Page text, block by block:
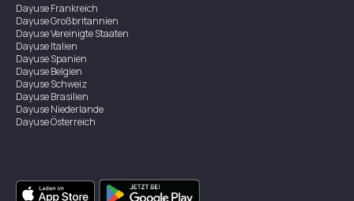
DayuseFrankreich
DayuseGroßbritannien
DayuseVereinigte Staaten
DayuseItalien
DayuseSpanien
DayuseBelgien
DayuseSchweiz
DayuseBrasilien
DayuseNiederlande
DayuseÖsterreich
DayuseSingapur
DayuseZweden